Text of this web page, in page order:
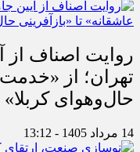
روایت اصناف از
تهران؛ از «خدمت
حال‌وهوای کربلا»
14 مرداد 1405 - 13:12